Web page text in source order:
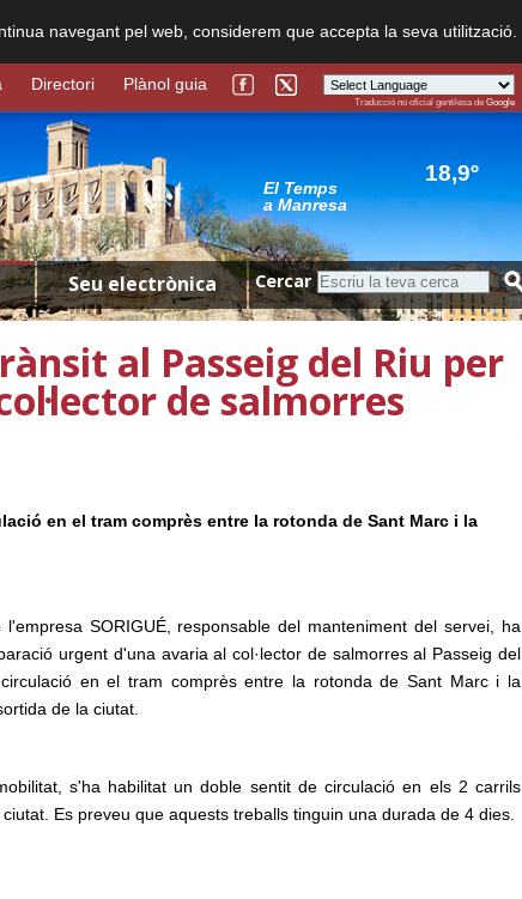
navegant pel web, considerem que accepta la seva utilització.
Powered by
Traducció no oficial gentilesa de Google
Directori Plànol guia
El Temps
a Manresa
18,9º
Seu electrònica Cercar
al Passeig del Riu per
de salmorres
en el tram comprès entre la rotonda de Sant Marc i la
SORIGUÉ, responsable del manteniment del servei, ha
urgent d'una avaria al col·lector de salmorres al Passeig del
en el tram comprès entre la rotonda de Sant Marc i la
de la ciutat.
s'ha habilitat un doble sentit de circulació en els 2 carrils
Es preveu que aquests treballs tinguin una durada de 4 dies.